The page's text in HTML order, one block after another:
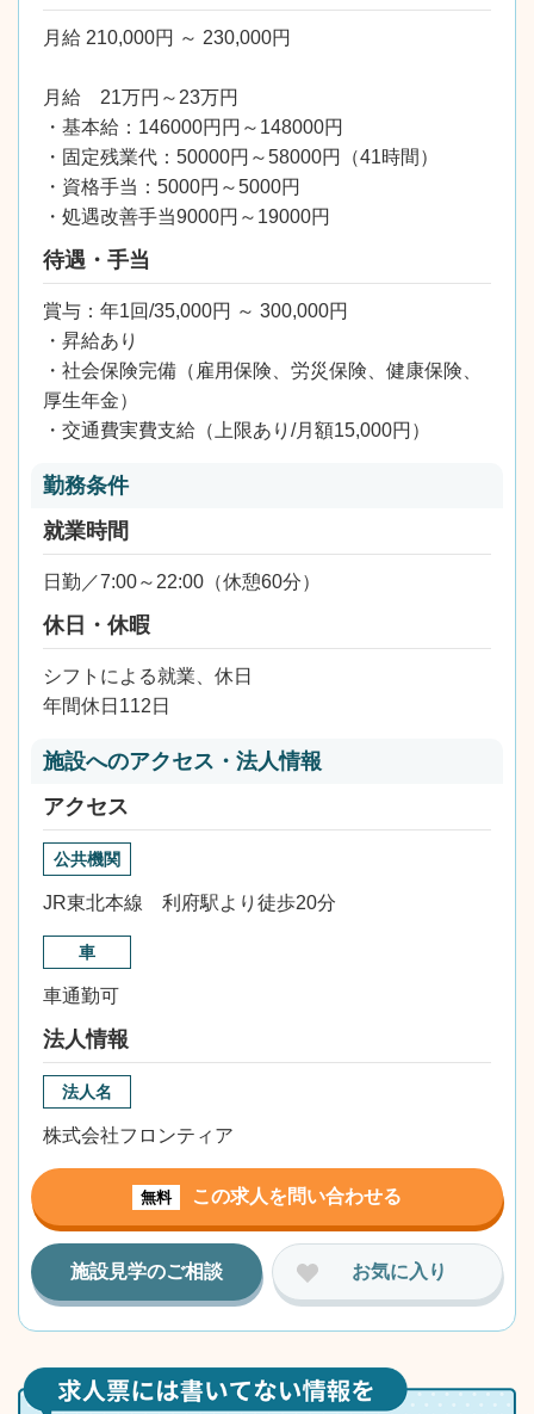
月給 210,000円 ～ 230,000円
月給 21万円～23万円
・基本給：146000円円～148000円
・固定残業代：50000円～58000円（41時間）
・資格手当：5000円～5000円
・処遇改善手当9000円～19000円
待遇・手当
賞与：年1回/35,000円 ～ 300,000円
・昇給あり
・社会保険完備（雇用保険、労災保険、健康保険、
厚生年金）
・交通費実費支給（上限あり/月額15,000円）
勤務条件
就業時間
日勤／7:00～22:00（休憩60分）
休日・休暇
シフトによる就業、休日
年間休日112日
施設へのアクセス・法人情報
アクセス
公共機関
JR東北本線 利府駅より徒歩20分
車
車通勤可
法人情報
法人名
株式会社フロンティア
無料 この求人を問い合わせる
施設見学のご相談 お気に入り